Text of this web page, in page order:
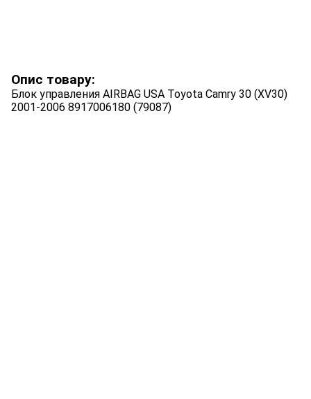
Опис товару:
Блок управления AIRBAG USA Toyota Camry 30 (XV30)
2001-2006 8917006180 (79087)